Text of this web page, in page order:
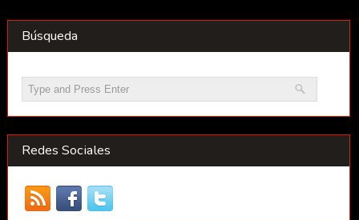
Búsqueda
Redes Sociales